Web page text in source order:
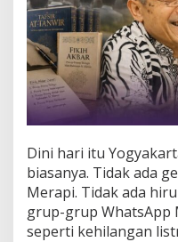
Dini hari itu
biasanya. Tidak ada
Merapi. Tidak ada
grup-grup WhatsApp
seperti kehilangan